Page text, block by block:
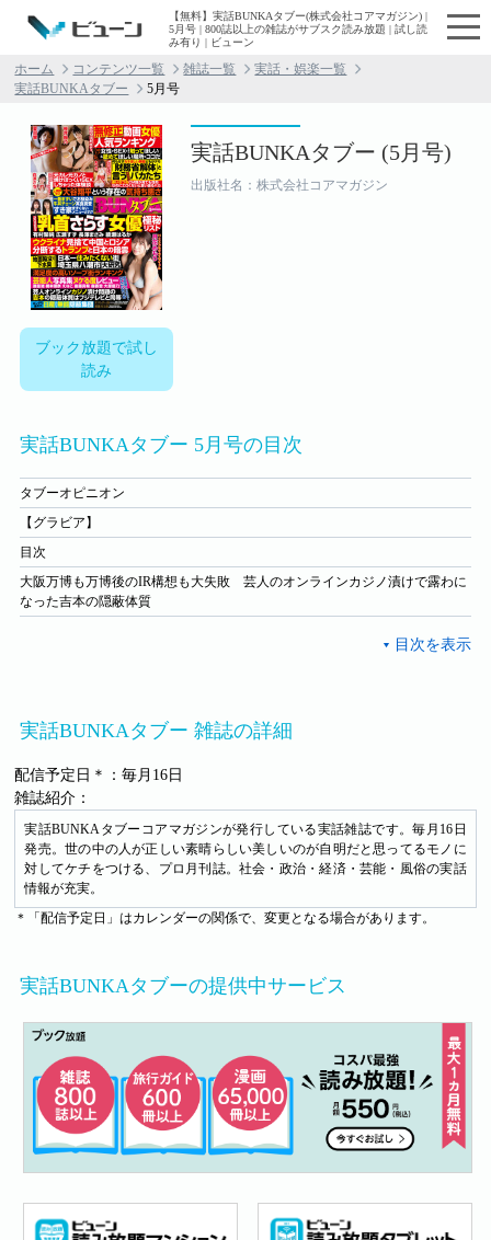
【無料】実話BUNKAタブー(株式会社コアマガジン) |
5月号 | 800誌以上の雑誌がサブスク読み放題 | 試し読
み有り | ビューン
ホーム コンテンツ一覧 雑誌一覧
実話・娯楽一覧
実話BUNKAタブー
5月号
ブック放題で試し
読み
実話BUNKAタブー (5月号)
出版社名：株式会社コアマガジン
実話BUNKAタブー 5月号の目次
タブーオピニオン
【グラビア】
目次
大阪万博も万博後のIR構想も大失敗 芸人のオンラインカジノ漬けで露わに
なった吉本の隠蔽体質
実話BUNKAタブー 雑誌の詳細
配信予定日＊：毎月16日
雑誌紹介：
実話BUNKAタブーコアマガジンが発行している実話雑誌です。毎月16日
発売。世の中の人が正しい素晴らしい美しいのが自明だと思ってるモノに
対してケチをつける、プロ月刊誌。社会・政治・経済・芸能・風俗の実話
情報が充実。
＊「配信予定日」はカレンダーの関係で、変更となる場合があります。
実話BUNKAタブーの提供中サービス